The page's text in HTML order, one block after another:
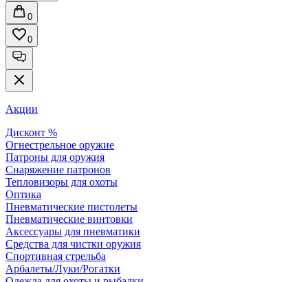
0
0
Акции
Дисконт %
Огнестрельное оружие
Патроны для оружия
Снаряжение патронов
Тепловизоры для охоты
Оптика
Пневматические пистолеты
Пневматические винтовки
Аксессуары для пневматики
Средства для чистки оружия
Спортивная стрельба
Арбалеты/Луки/Рогатки